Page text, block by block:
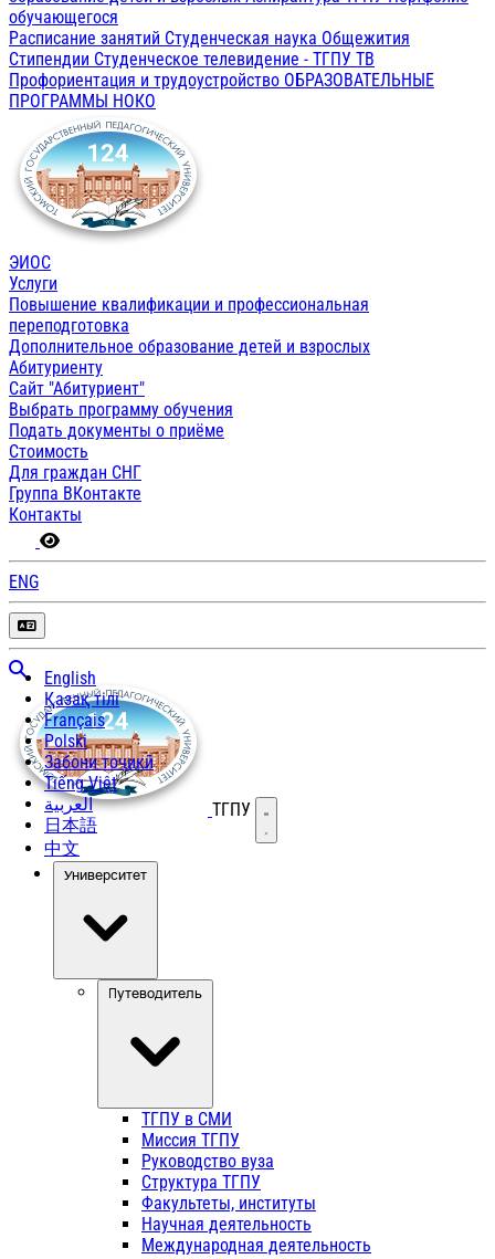
обучающегося
Расписание занятий Студенческая наука Общежития
Стипендии Студенческое телевидение - ТГПУ ТВ
Профориентация и трудоустройство ОБРАЗОВАТЕЛЬНЫЕ
ПРОГРАММЫ НОКО
ЭИОС
Услуги
Повышение квалификации и профессиональная
переподготовка
Дополнительное образование детей и взрослых
Абитуриенту
Сайт "Абитуриент"
Выбрать программу обучения
Подать документы о приёме
Стоимость
Для граждан СНГ
Группа ВКонтакте
Контакты
ENG
English
Қазақ тілі
Français
Polski
Забони тоҷикӣ
Tiếng Việt
العربية
日本語
中文
ТГПУ Открыть меню
Университет
Путеводитель
ТГПУ в СМИ
Миссия ТГПУ
Руководство вуза
Структура ТГПУ
Факультеты, институты
Научная деятельность
Международная деятельность